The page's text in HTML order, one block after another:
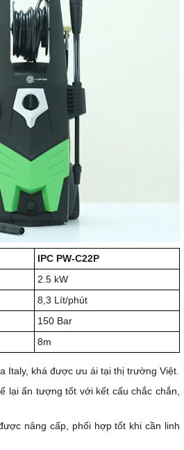
IPC PW-C22P
2.5 kW
8,3 Lít/phút
150 Bar
8m
Italy, khá được ưu ái tại thị trường Việt.
lại ấn tượng tốt với kết cấu chắc chắn,
nâng cấp, phối hợp tốt khi cần linh